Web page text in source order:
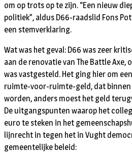
om op trots op te zijn. “Een nieuw
politiek”, aldus D66-raadslid Fons
een stemverklaring.
Wat was het geval: D66 was zeer
aan de renovatie van The Battle
was vastgesteld. Het ging hier om
ruimte-voor-ruimte-geld, dat
worden, anders moest het geld
De uitgangspunten waarop het
euro te steken in het
lijnrecht in tegen het in Vught
gemeentelijke beleid: